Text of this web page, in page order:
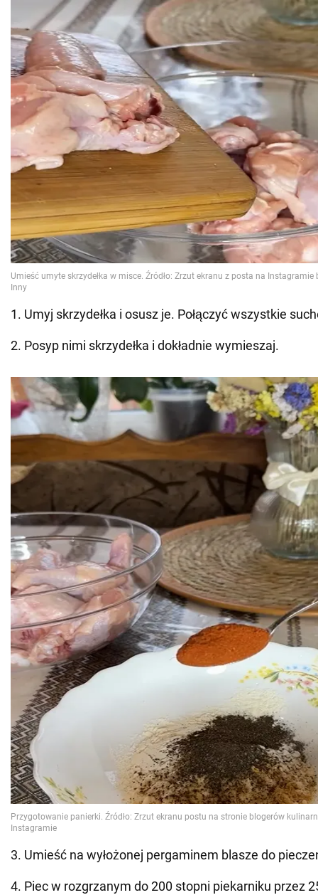
1. Umyj skrzydełka i osusz je. Połączyć wszystkie
2. Posyp nimi skrzydełka i dokładnie wymieszaj.
3. Umieść na wyłożonej pergaminem blasze do
4. Piec w rozgrzanym do 200 stopni piekarniku przez